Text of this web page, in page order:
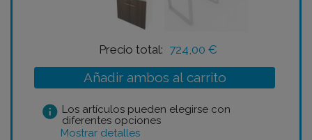
Precio total: 724,00 €
Añadir ambos al carrito
info Los artículos pueden elegirse con
diferentes opciones
Mostrar detalles